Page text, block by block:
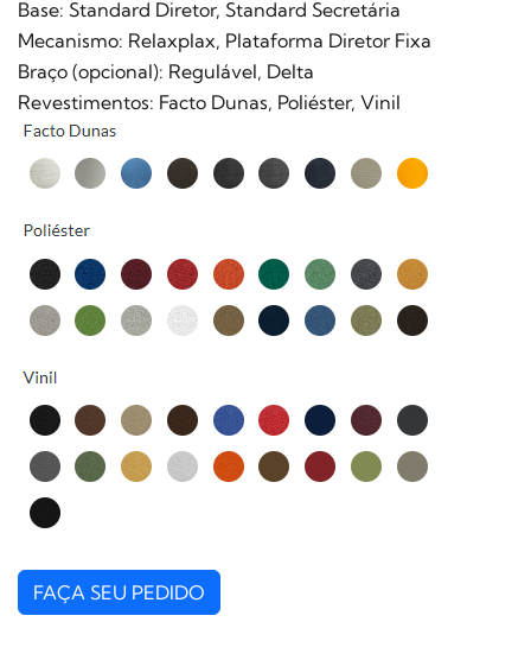
Base: Standard Diretor, Standard Secretária
Mecanismo: Relaxplax, Plataforma Diretor Fixa
Braço (opcional): Regulável, Delta
Revestimentos: Facto Dunas, Poliéster, Vinil
FAÇA SEU PEDIDO